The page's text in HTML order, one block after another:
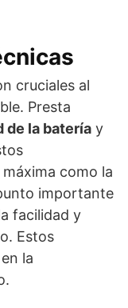
cruciales al
Presta
de la batería y
como la
importante
facilidad y
Estos
la